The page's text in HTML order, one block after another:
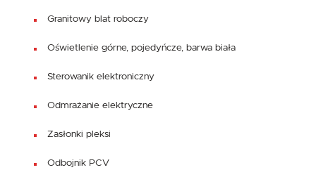
Granitowy blat roboczy
Oświetlenie górne, pojedyńcze, barwa biała
Sterowanik elektroniczny
Odmrażanie elektryczne
Zasłonki pleksi
Odbojnik PCV